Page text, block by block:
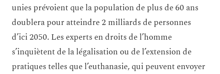
unies prévoient que la population de plus de 60 ans
doublera pour atteindre 2 milliards de personnes
d’ici 2050. Les experts en droits de l’homme
s’inquiètent de la légalisation ou de l’extension de
pratiques telles que l’euthanasie, qui peuvent envoyer